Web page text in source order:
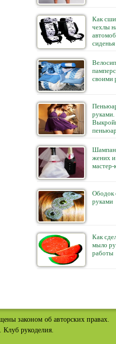
Как
чехлы
сиденья
своими
руками.
жених и
мастер-
Ободок
руками
Как
мыло
работы
законом об авторских правах.
рукоделия.